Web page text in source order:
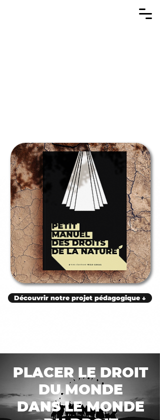
Découvrir notre projet pédagogique ↓
PLACER LE DROIT
DU MONDE
DANS LE MONDE